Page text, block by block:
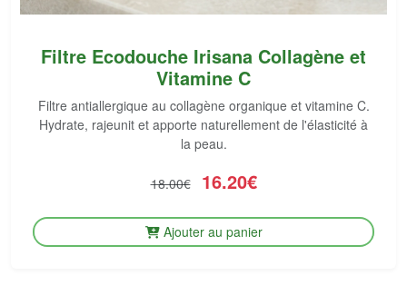
Filtre Ecodouche Irisana Collagène et
Vitamine C
Filtre antiallergique au collagène organique et vitamine C.
Hydrate, rajeunit et apporte naturellement de l'élasticité à
la peau.
18.00€ 16.20€
Ajouter au panier